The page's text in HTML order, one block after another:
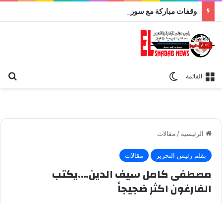
القائمة
الرئيسية / مقالات
بقلم رئيس التحرير مقالات
مصطفى كامل سيف الدين….يكتب
الفارغون اكثر ضجيجاً